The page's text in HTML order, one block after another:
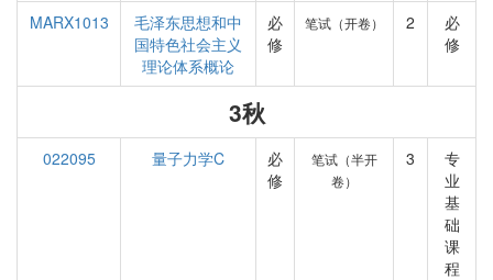
MARX1013
毛泽东思想和中
国特色社会主义
理论体系概论
必
修
笔试（开卷） 2
必
修
3秋
022095 量子力学C
必
修
笔试（半开
卷）
3
专
业
基
础
课
程